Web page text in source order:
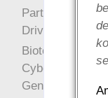
Party Creation
Drivers
Biotech,
Cyberware,